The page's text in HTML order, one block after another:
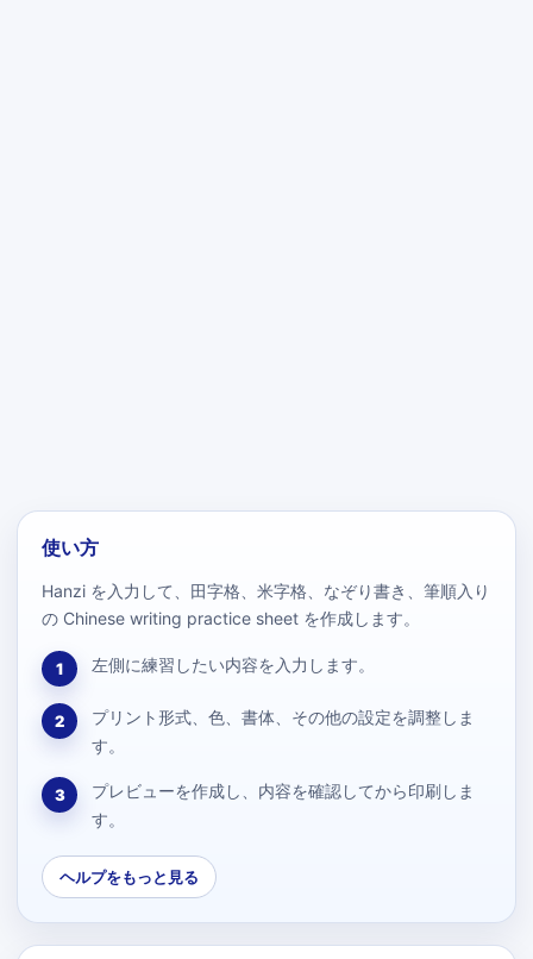
使い方
Hanzi を入力して、田字格、米字格、なぞり書き、筆順入り
の Chinese writing practice sheet を作成します。
1 左側に練習したい内容を入力します。
2
プリント形式、色、書体、その他の設定を調整しま
す。
3
プレビューを作成し、内容を確認してから印刷しま
す。
ヘルプをもっと見る